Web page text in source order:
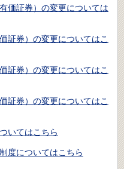
価証券）の変更については
証券）の変更についてはこ
証券）の変更についてはこ
証券）の変更についてはこ
いてはこちら
度についてはこちら